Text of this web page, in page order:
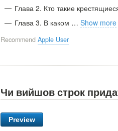
Глава 2. Кто такие
Глава 3. В каком … Show more
Recommend Apple User
Чи вийшов строк
Preview